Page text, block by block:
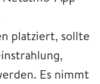
platziert, sollte
Es nimmt